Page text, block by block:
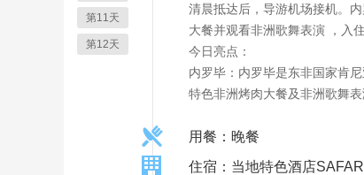
第11天
第12天
清晨抵达后，导游机场接机。
大餐并观看非洲歌舞表演 ，入
今日亮点：
内罗毕：内罗毕是东非国家肯
特色非洲烤肉大餐及非洲歌舞
用餐：晚餐
住宿：当地特色酒店